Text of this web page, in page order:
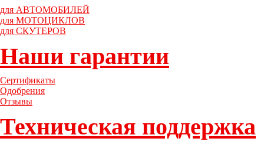
для АВТОМОБИЛЕЙ
для МОТОЦИКЛОВ
для СКУТЕРОВ
Наши гарантии
Сертификаты
Одобрения
Отзывы
Техническая поддержка